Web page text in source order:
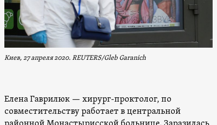
Киев, 27 апреля 2020. REUTERS/Gleb Garanich
Елена Гаврилюк — хирург-проктолог, по
совместительству работает в центральной